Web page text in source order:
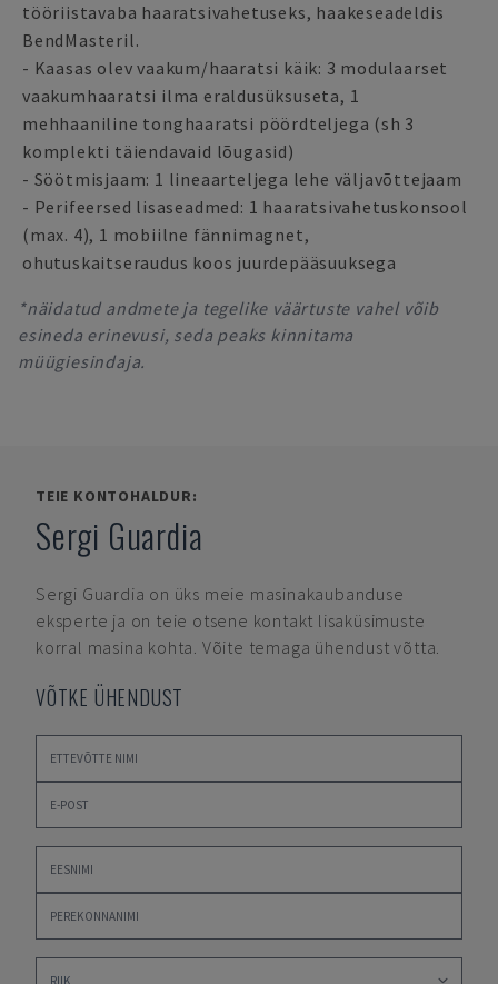
tööriistavaba haaratsivahetuseks, haakeseadeldis
BendMasteril.
- Kaasas olev vaakum/haaratsi käik: 3 modulaarset
vaakumhaaratsi ilma eraldusüksuseta, 1
mehhaaniline tonghaaratsi pöördteljega (sh 3
komplekti täiendavaid lõugasid)
- Söötmisjaam: 1 lineaarteljega lehe väljavõttejaam
- Perifeersed lisaseadmed: 1 haaratsivahetuskonsool
(max. 4), 1 mobiilne fännimagnet,
ohutuskaitseraudus koos juurdepääsuuksega
*näidatud andmete ja tegelike väärtuste vahel võib
esineda erinevusi, seda peaks kinnitama
müügiesindaja.
TEIE KONTOHALDUR:
Sergi Guardia
Sergi Guardia on üks meie masinakaubanduse
eksperte ja on teie otsene kontakt lisaküsimuste
korral masina kohta. Võite temaga ühendust võtta.
VÕTKE ÜHENDUST